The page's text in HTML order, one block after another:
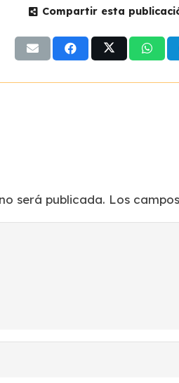
Compartir esta
será publicada. Los